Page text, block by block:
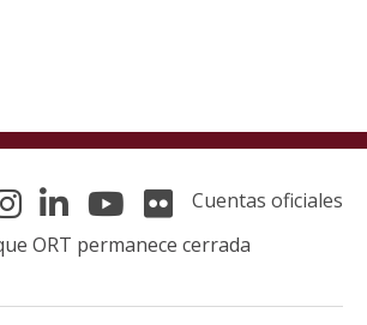
Cuentas oficiales
ORT permanece cerrada